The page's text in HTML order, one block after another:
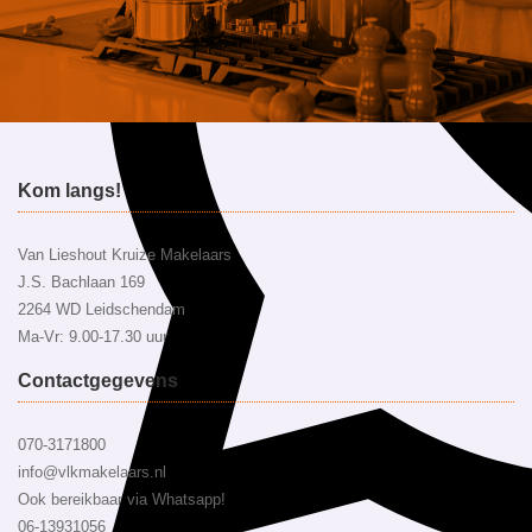
Kom langs!
Van Lieshout Kruize Makelaars
J.S. Bachlaan 169
2264 WD Leidschendam
Ma-Vr: 9.00-17.30 uur
Contactgegevens
070-3171800
info@vlkmakelaars.nl
Ook bereikbaar via Whatsapp!
06-13931056